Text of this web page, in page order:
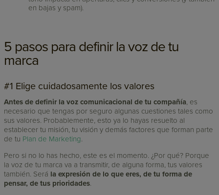
en bajas y spam).
5 pasos para definir la voz de tu
marca
#1 Elige cuidadosamente los valores
Antes de definir la voz comunicacional de tu compañía, es
necesario que tengas por seguro algunas cuestiones tales como
sus valores. Probablemente, esto ya lo hayas resuelto al
establecer tu misión, tu visión y demás factores que forman parte
de tu Plan de Marketing.
Pero si no lo has hecho, este es el momento. ¿Por qué? Porque
la voz de tu marca va a transmitir, de alguna forma, tus valores
también. Será la expresión de lo que eres, de tu forma de
pensar, de tus prioridades.